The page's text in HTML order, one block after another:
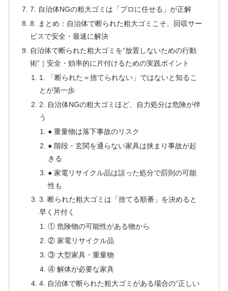
7. 自治体NGの粗大ゴミは「プロに任せる」が正解
8. まとめ：自治体で断られた粗大ゴミこそ、回収サー
ビスで安全・最速に解決
自治体で断られた粗大ゴミを“放置しないための行動
術”｜安全・効率的に片付けるための実践ポイント
1. 「断られた＝捨てられない」ではないと知るこ
とが第一歩
2. 自治体NGの粗大ゴミほど、自力処分は危険が伴
う
● 重量物は落下事故のリスク
● 階段・玄関を通らない家具は挟まり事故が起
きる
● 家電リサイクル品は誤った処分で罰則の可能
性も
3. 断られた粗大ゴミは「捨てる順番」を決めると
早く片付く
① 危険物の可能性がある物から
② 家電リサイクル品
③ 大型家具・重量物
④ 解体が必要な家具
4. 自治体で断られた粗大ゴミがある場合の“正しい